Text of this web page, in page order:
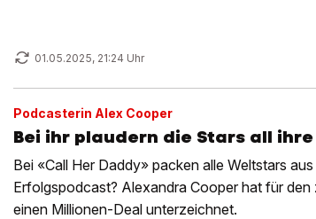
01.05.2025, 21:24 Uhr
Podcasterin Alex Cooper
Bei ihr plaudern die Stars all
Bei «Call Her Daddy» packen alle Weltstars
Erfolgspodcast? Alexandra Cooper hat für
einen Millionen-Deal unterzeichnet.